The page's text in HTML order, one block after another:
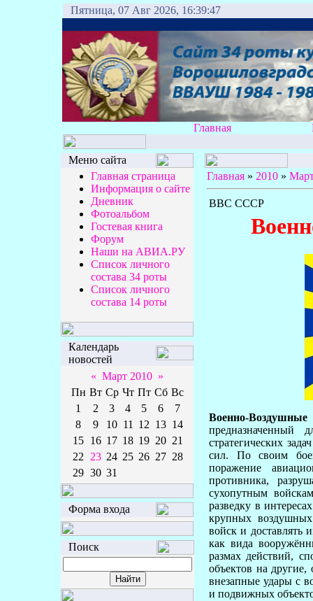
Пятница, 07 Авг 2026, 16:39:47
Главная
Меню сайта
Главная страница
Информация о сайте
Дневник
Фотоальбом
Гостевая книга
Форум
Наши на АВИА.РУ
Список личного
состава 34 роты
Список личного
состава 14 роты
Календарь
новостей
« Март 2010 »
Пн Вт Ср Чт Пт Сб Вс
1
2 3 4 5 6
7
8
9 10 11 12 13 14
15 16 17 18 19 20 21
22
23 24 25 26 27 28
29 30 31
Форма входа
Поиск
Главная » 2010 »
ВВС СССР
Вое
Военно-Возду
предназначенный
стратегических
сил. По своим
поражение
противника,
сухопутным
разведку в
крупных
войск и доставлять
как вида
размах действий,
объектов на другие,
внезапные удары с
и подвижных